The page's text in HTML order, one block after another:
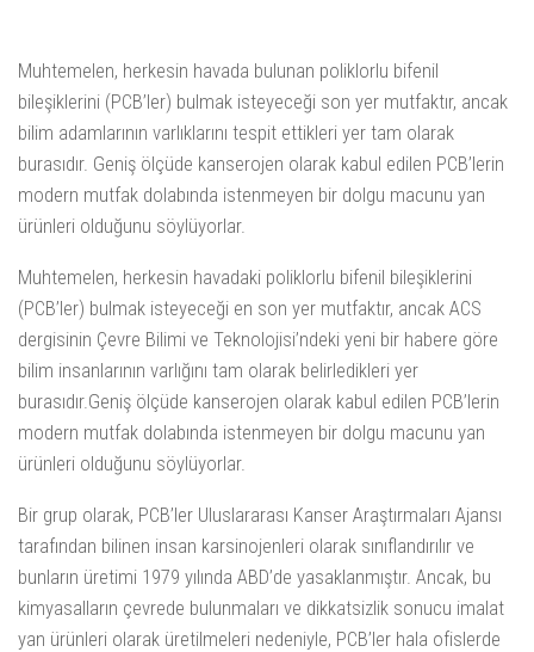
Muhtemelen, herkesin havada bulunan poliklorlu bifenil
bileşiklerini (PCB’ler) bulmak isteyeceği son yer mutfaktır, ancak
bilim adamlarının varlıklarını tespit ettikleri yer tam olarak
burasıdır. Geniş ölçüde kanserojen olarak kabul edilen PCB’lerin
modern mutfak dolabında istenmeyen bir dolgu macunu yan
ürünleri olduğunu söylüyorlar.
Muhtemelen, herkesin havadaki poliklorlu bifenil bileşiklerini
(PCB’ler) bulmak isteyeceği en son yer mutfaktır, ancak ACS
dergisinin Çevre Bilimi ve Teknolojisi’ndeki yeni bir habere göre
bilim insanlarının varlığını tam olarak belirledikleri yer
burasıdır.Geniş ölçüde kanserojen olarak kabul edilen PCB’lerin
modern mutfak dolabında istenmeyen bir dolgu macunu yan
ürünleri olduğunu söylüyorlar.
Bir grup olarak, PCB’ler Uluslararası Kanser Araştırmaları Ajansı
tarafından bilinen insan karsinojenleri olarak sınıflandırılır ve
bunların üretimi 1979 yılında ABD’de yasaklanmıştır. Ancak, bu
kimyasalların çevrede bulunmaları ve dikkatsizlik sonucu imalat
yan ürünleri olarak üretilmeleri nedeniyle, PCB’ler hala ofislerde